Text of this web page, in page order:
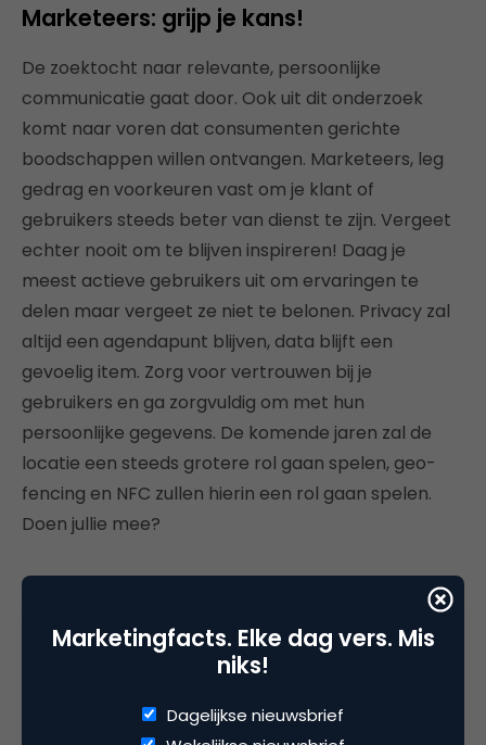
Marketeers: grijp je kans!
De zoektocht naar relevante, persoonlijke
communicatie gaat door. Ook uit dit onderzoek
komt naar voren dat consumenten gerichte
boodschappen willen ontvangen. Marketeers, leg
gedrag en voorkeuren vast om je klant of
gebruikers steeds beter van dienst te zijn. Vergeet
echter nooit om te blijven inspireren! Daag je
meest actieve gebruikers uit om ervaringen te
delen maar vergeet ze niet te belonen. Privacy zal
altijd een agendapunt blijven, data blijft een
gevoelig item. Zorg voor vertrouwen bij je
gebruikers en ga zorgvuldig om met hun
persoonlijke gegevens. De komende jaren zal de
locatie een steeds grotere rol gaan spelen, geo-
fencing en NFC zullen hierin een rol gaan spelen.
Doen jullie mee?
Deel dit artikel
Marketingfacts. Elke dag vers. Mis
niks!
Dagelijkse nieuwsbrief